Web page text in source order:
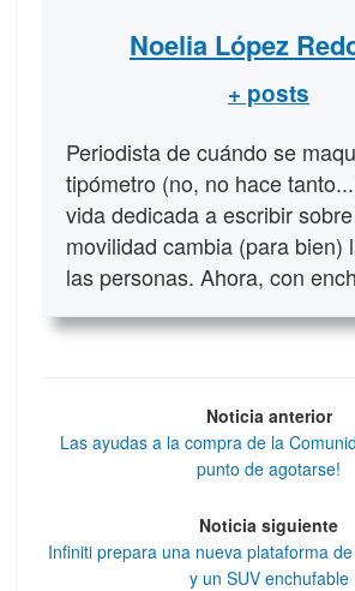
Noelia López
+ posts
Periodista de cuándo se
tipómetro (no, no hace
vida dedicada a escribir
movilidad cambia (para bien)
las personas. Ahora, con
Noticia anterior
Las ayudas a la compra de la
punto de agotarse!
Noticia siguiente
Infiniti prepara una nueva plataforma
y un SUV enchufable